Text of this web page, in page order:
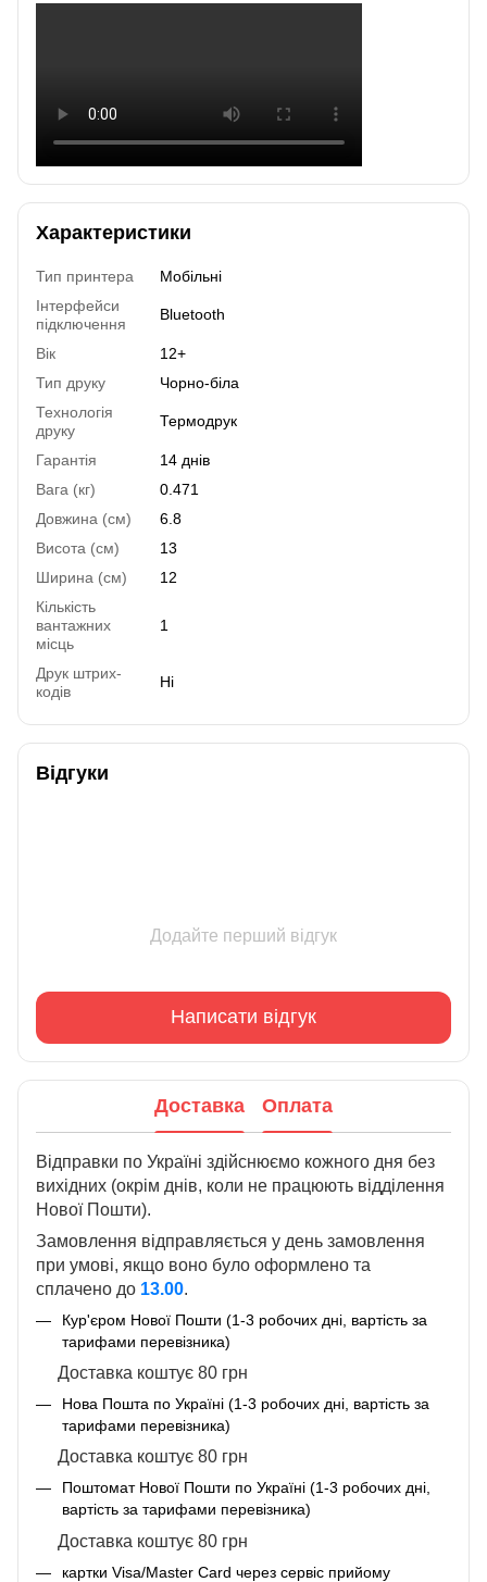
Характеристики
Тип принтера
Мобільні
Інтерфейси
підключення
Bluetooth
Вік
12+
Тип друку
Чорно-біла
Технологія
друку
Термодрук
Гарантія
14 днів
Вага (кг)
0.471
Довжина (см)
6.8
Висота (см)
13
Ширина (см)
12
Кількість
вантажних
місць
1
Друк штрих-
кодів
Ні
Відгуки
Додайте перший відгук
Написати відгук
Доставка Оплата
Відправки по Україні здійснюємо кожного дня без
вихідних (окрім днів, коли не працюють відділення
Нової Пошти).
Замовлення відправляється у день замовлення
при умові, якщо воно було оформлено та
сплачено до 13.00.
Кур'єром Нової Пошти (1-3 робочих дні, вартість за
тарифами перевізника)
Доставка коштує 80 грн
Нова Пошта по Україні (1-3 робочих дні, вартість за
тарифами перевізника)
Доставка коштує 80 грн
Поштомат Нової Пошти по Україні (1-3 робочих дні,
вартість за тарифами перевізника)
Доставка коштує 80 грн
картки Visa/Master Card через сервіс прийому